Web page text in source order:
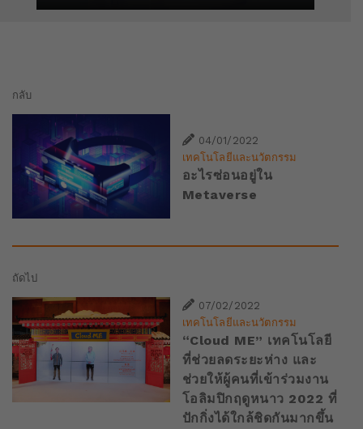
กลับ
04/01/2022
เทคโนโลยีและนวัตกรรม
อะไรซ่อนอยู่ใน
Metaverse
ถัดไป
07/02/2022
เทคโนโลยีและนวัตกรรม
“Cloud ME” เทคโนโลยี
ที่ช่วยลดระยะห่าง และ
ช่วยให้ผู้คนที่เข้าร่วมงาน
โอลิมปิกฤดูหนาว 2022 ที่
ปักกิ่งได้ใกล้ชิดกันมากขึ้น